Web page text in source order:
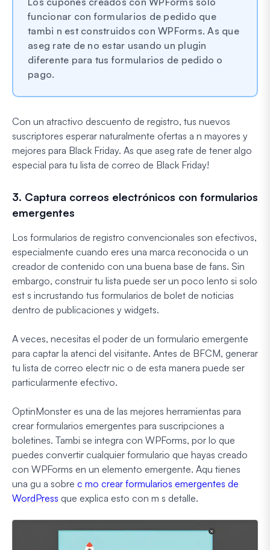
funcionar con formularios de pedido que
tambi n est construidos con WPForms. As que
aseg rate de no estar usando un plugin
diferente para tus formularios de pedido o
pago.
Con un atractivo descuento de registro, tus nuevos
suscriptores esperar naturalmente ofertas a n mayores y
mejores para Black Friday. As que aseg rate de tener algo
especial para tu lista de correo de Black Friday!
3. Captura correos electrónicos con formularios
emergentes
Los formularios de registro convencionales son efectivos,
especialmente cuando eres una marca reconocida o un
creador de contenido con una buena base de fans. Sin
embargo, construir tu lista puede ser un poco lento si solo
est s incrustando tus formularios de bolet de noticias
dentro de publicaciones y widgets.
A veces, necesitas el poder de un formulario emergente
para captar la atenci del visitante. Antes de BFCM, generar
tu lista de correo electr nic o de esta manera puede ser
particularmente efectivo.
OptinMonster es una de las mejores herramientas para
crear formularios emergentes para suscripciones a
boletines. Tambi se integra con WPForms, por lo que
puedes convertir cualquier formulario que hayas creado
con WPForms en un elemento emergente. Aqu tienes
una gu a sobre c mo crear formularios emergentes de
WordPress que explica esto con m s detalle.